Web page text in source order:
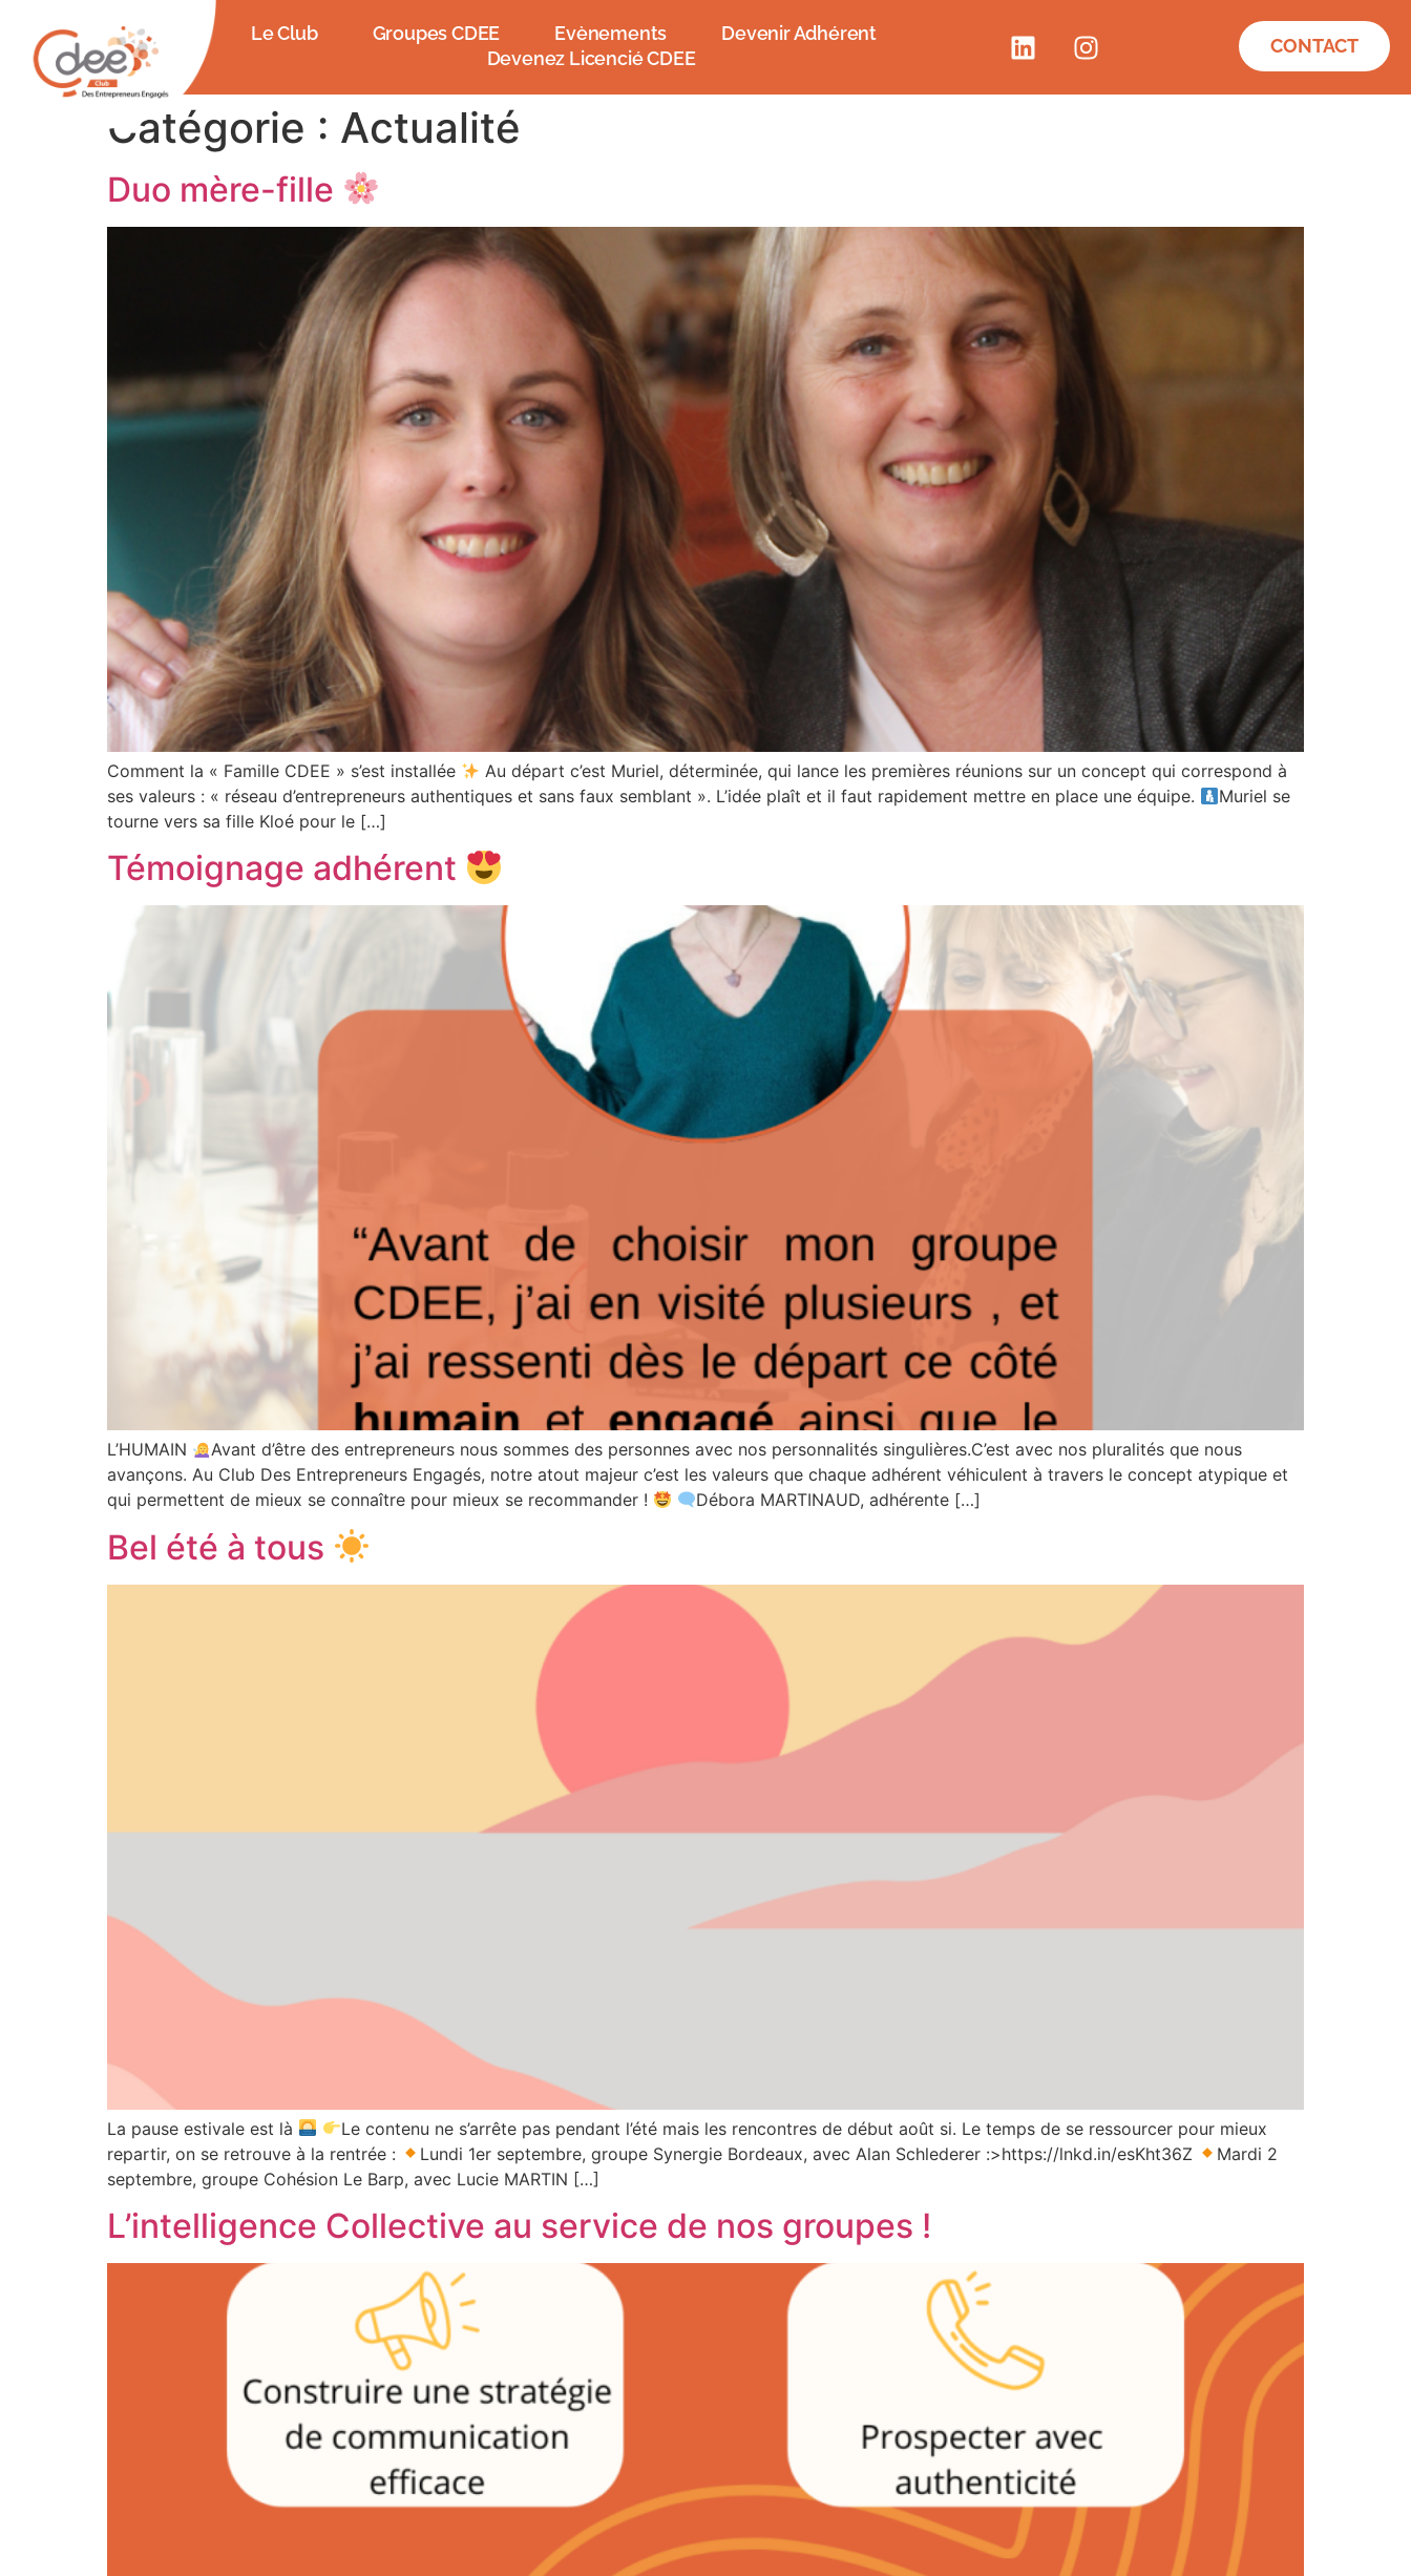
Le Club Groupes CDEE Evènements
Devenir Adhérent
Devenez Licencié CDEE
CONTACT
Catégorie : Actualité
Duo mère-fille
Comment la « Famille CDEE » s’est installée
Au départ c’est Muriel, déterminée, qui lance les premières réunions sur un concept qui correspond à
ses valeurs : « réseau d’entrepreneurs authentiques et sans faux semblant ». L’idée plaît et il faut rapidement mettre en place une équipe.
Muriel se
tourne vers sa fille Kloé pour le […]
Témoignage adhérent
L’HUMAIN
Avant d’être des entrepreneurs nous sommes des personnes avec nos personnalités singulières.C’est avec nos pluralités que nous
avançons. Au Club Des Entrepreneurs Engagés, notre atout majeur c’est les valeurs que chaque adhérent véhiculent à travers le concept atypique et
qui permettent de mieux se connaître pour mieux se recommander !
​Débora MARTINAUD, adhérente […]
Bel été à tous
La pause estivale est là
Le contenu ne s’arrête pas pendant l’été mais les rencontres de début août si. Le temps de se ressourcer pour mieux
repartir, on se retrouve à la rentrée :
Lundi 1er septembre, groupe Synergie Bordeaux, avec Alan Schlederer :>https://lnkd.in/esKht36Z
Mardi 2
septembre, groupe Cohésion Le Barp, avec Lucie MARTIN […]
L’intelligence Collective au service de nos groupes !